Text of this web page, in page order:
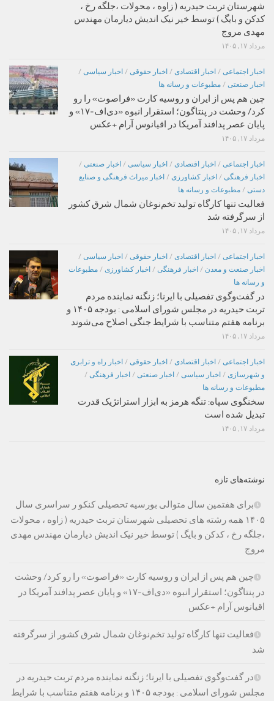
شهرستان تربت حیدریه ( زاوه ، محولات ،جلگه رخ ،
کدکن و بایگ ) توسط خیر نیک اندیش دیارمان مهندس
مهدی مروج
مرداد ۱۷, ۱۴۰۵
اخبار اجتماعی / اخبار اقتصادی / اخبار حقوقی / اخبار سیاسی /
اخبار صنعتی / مطبوعات و رسانه ها
چین هم پس از ایران و روسیه کارت «فراصوت» را رو
کرد/ وحشت در پنتاگون؛ استقرار انبوه «دی‌اف‑۱۷» و
پایان عصر پدافند آمریکا در اقیانوس آرام +عکس
مرداد ۱۷, ۱۴۰۵
اخبار اجتماعی / اخبار اقتصادی / اخبار سیاسی / اخبار صنعتی /
اخبار فرهنگی / اخبار کشاورزی / اخبار میراث فرهنگی و صنایع
دستی / مطبوعات و رسانه ها
فعالیت تنها کارگاه تولید تخم‌نوغان شمال شرق کشور
از سرگرفته شد
مرداد ۱۷, ۱۴۰۵
اخبار اجتماعی / اخبار اقتصادی / اخبار حقوقی / اخبار سیاسی /
اخبار صنعت و معدن / اخبار فرهنگی / اخبار کشاورزی / مطبوعات
و رسانه ها
در گفت‌وگوی تفصیلی با ایرنا؛ زنگنه نماینده مردم
تربت حیدریه در مجلس شورای اسلامی : بودجه ۱۴۰۵ و
برنامه هفتم متناسب با شرایط جنگی اصلاح می‌شوند
مرداد ۱۷, ۱۴۰۵
اخبار اجتماعی / اخبار اقتصادی / اخبار حقوقی / اخبار راه و ترابری
و شهرسازی / اخبار سیاسی / اخبار صنعتی / اخبار فرهنگی /
مطبوعات و رسانه ها
سخنگوی سپاه: تنگه هرمز به ابزار استراتژیک قدرت
تبدیل شده است
مرداد ۱۷, ۱۴۰۵
نوشته‌های تازه
برای هفتمین سال متوالی بورسیه تحصیلی کنکو ر سراسری سال
۱۴۰۵ همه رشته های تحصیلی شهرستان تربت حیدریه ( زاوه ، محولات
،جلگه رخ ، کدکن و بایگ ) توسط خیر نیک اندیش دیارمان مهندس مهدی
مروج
چین هم پس از ایران و روسیه کارت «فراصوت» را رو کرد/ وحشت
در پنتاگون؛ استقرار انبوه «دی‌اف‑۱۷» و پایان عصر پدافند آمریکا در
اقیانوس آرام +عکس
فعالیت تنها کارگاه تولید تخم‌نوغان شمال شرق کشور از سرگرفته
شد
در گفت‌وگوی تفصیلی با ایرنا؛ زنگنه نماینده مردم تربت حیدریه در
مجلس شورای اسلامی : بودجه ۱۴۰۵ و برنامه هفتم متناسب با شرایط